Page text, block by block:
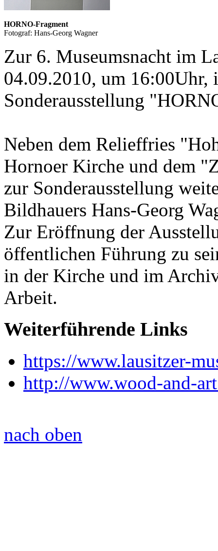
HORNO-Fragment
Fotograf: Hans-Georg Wagner
Zur 6. Museumsnacht im
04.09.2010, um
Sonderausstellung
Neben dem Relieffries
Hornoer Kirche und dem
zur Sonderausstellung
Bildhauers Hans-Georg
Zur Eröffnung der
öffentlichen Führung zu
in der Kirche und im
Arbeit.
Weiterführende Links
https://www.lausitzer-
http://www.wood-and-
nach oben